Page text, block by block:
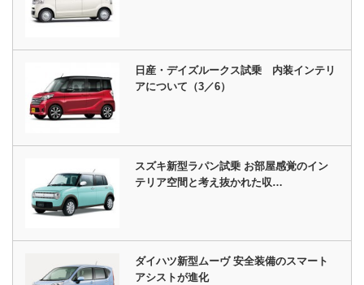
日産・デイズルークス試乗 内装インテリ
アについて（3／6）
スズキ新型ラパン試乗 お部屋感覚のイン
テリア空間と考え抜かれた収…
ダイハツ新型ムーヴ 安全装備のスマート
アシストが進化